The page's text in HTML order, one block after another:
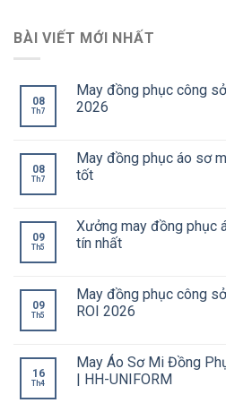
BÀI VIẾT MỚI NHẤT
08
Th7
May đồng phục công
2026
08
Th7
May đồng phục áo sơ
tốt
09
Th5
Xưởng may đồng phục
tín nhất
09
Th5
May đồng phục công
ROI 2026
16
Th4
May Áo Sơ Mi Đồng
| HH-UNIFORM